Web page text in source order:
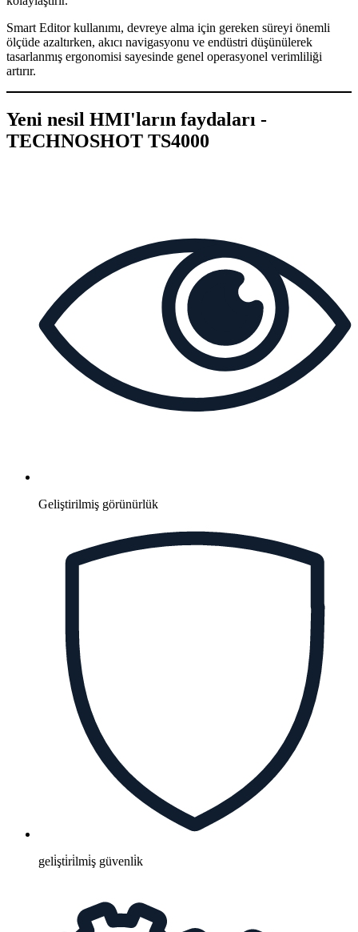
Smart Editor kullanımı, devreye alma için gereken süreyi önemli
ölçüde azaltırken, akıcı navigasyonu ve endüstri düşünülerek
tasarlanmış ergonomisi sayesinde genel operasyonel verimliliği
artırır.
Yeni nesil HMI'ların faydaları -
TECHNOSHOT TS4000
Geliştirilmiş görünürlük
geli̇şti̇ri̇lmi̇ş güvenli̇k